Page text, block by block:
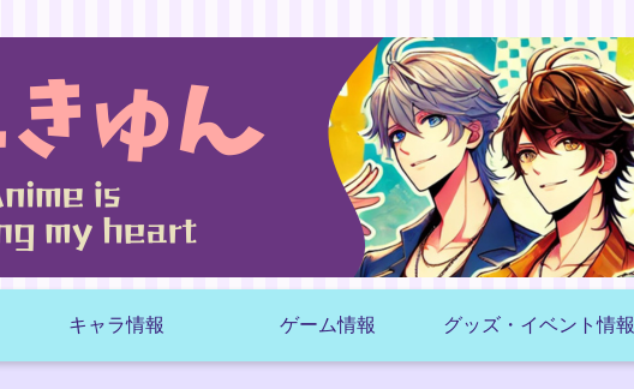
キャラ情報 ゲーム情報 グッズ・イベント情報